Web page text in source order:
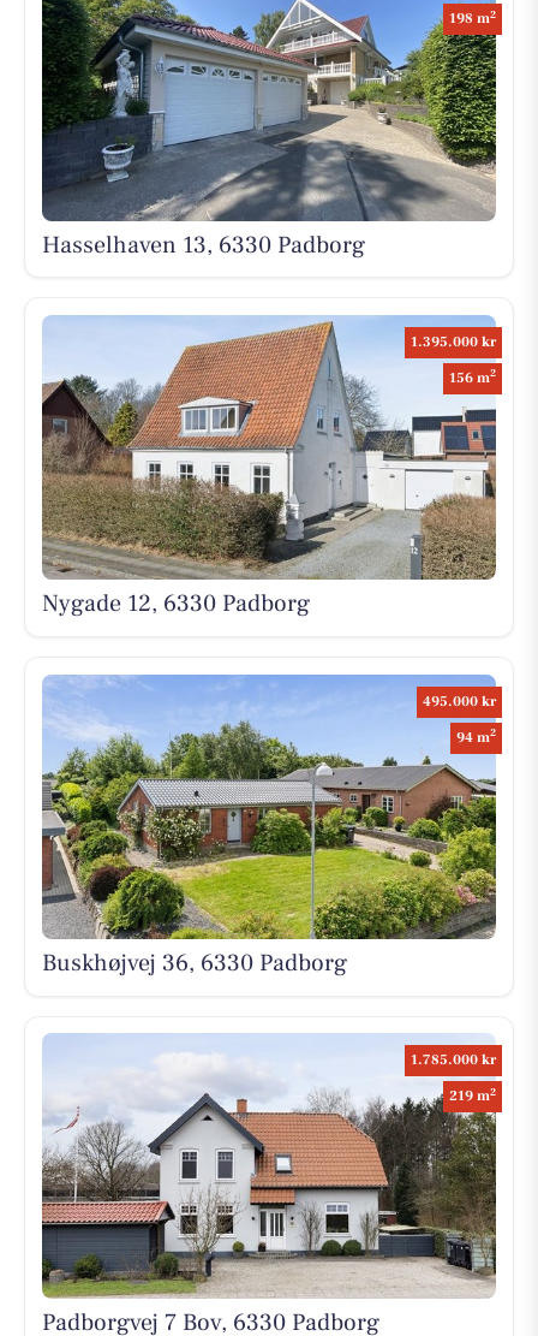
198 m2
Hasselhaven 13, 6330 Padborg
1.395.000 kr
156 m2
Nygade 12, 6330 Padborg
495.000 kr
94 m2
Buskhøjvej 36, 6330 Padborg
1.785.000 kr
219 m2
Padborgvej 7 Bov, 6330 Padborg